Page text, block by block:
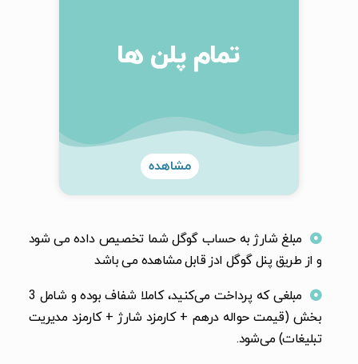
تمام پلن ها
مشاهده
مبلغ شارژ به حساب گوگل شما تخصیص داده می شود
و از طریق پنل گوگل ادز قابل مشاهده می باشد
مبلغی که پرداخت می‌کنید، کاملا شفاف بوده و شامل 3
بخش (قیمت حواله درهم + کارمزد شارژ + کارمزد مدیریت
تبلیغات) می‌شود.